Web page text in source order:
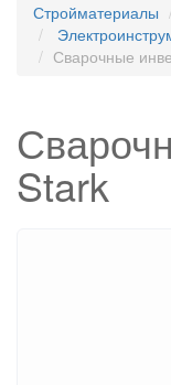
Стройматериалы
Сварочные
Stark